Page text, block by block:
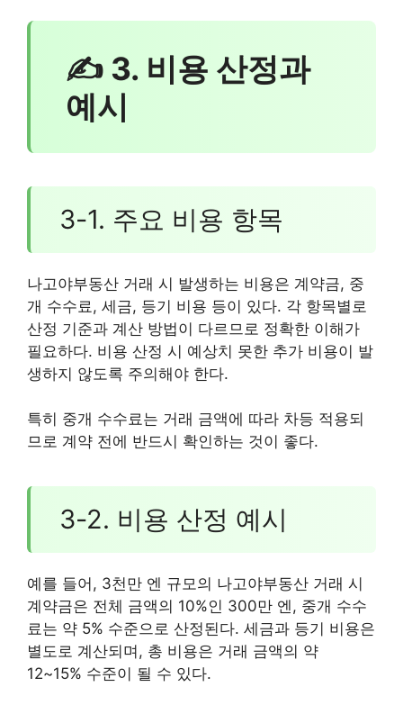
✍ 3. 비용 산정과
예시
3-1. 주요 비용 항목
나고야부동산 거래 시 발생하는 비용은 계약금, 중
개 수수료, 세금, 등기 비용 등이 있다. 각 항목별로
산정 기준과 계산 방법이 다르므로 정확한 이해가
필요하다. 비용 산정 시 예상치 못한 추가 비용이 발
생하지 않도록 주의해야 한다.
특히 중개 수수료는 거래 금액에 따라 차등 적용되
므로 계약 전에 반드시 확인하는 것이 좋다.
3-2. 비용 산정 예시
예를 들어, 3천만 엔 규모의 나고야부동산 거래 시
계약금은 전체 금액의 10%인 300만 엔, 중개 수수
료는 약 5% 수준으로 산정된다. 세금과 등기 비용은
별도로 계산되며, 총 비용은 거래 금액의 약
12~15% 수준이 될 수 있다.